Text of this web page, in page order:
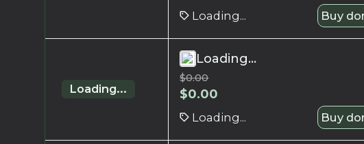
Loading... Buy
Loading...
Loading...
$0.00
$0.00
Loading... Buy